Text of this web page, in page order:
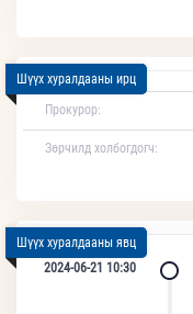
Шүүх хуралдааны ирц
Прокурор:
Зөрчилд холбогдогч:
Шүүх хуралдааны явц
2024-06-21 10:30